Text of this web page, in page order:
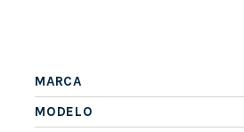
MARCA
MODELO